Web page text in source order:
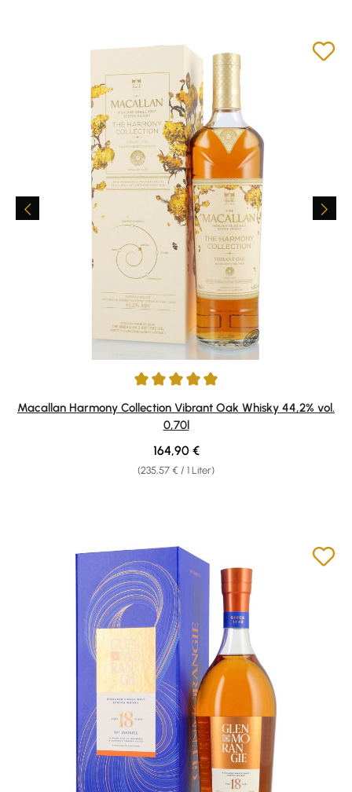
Durchschnittliche Bewertung von 5 von 5 Sternen
Macallan Harmony Collection Vibrant Oak Whisky 44,2% vol.
0,70l
(235,57 € / 1 Liter)
Regulärer Preis:
164,90 €